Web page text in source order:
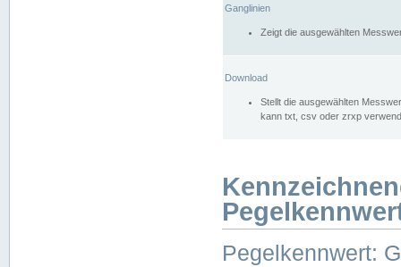
Ganglinien
Zeigt die ausgewählten
Download
Stellt die ausgewählten
kann txt, csv oder zrxp
Pegelkennwert: